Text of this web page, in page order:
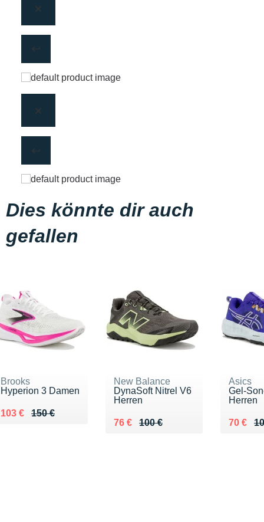
Dies könnte dir auch
gefallen
Brooks
Hyperion 3 Damen
150 €
Au lieu de 150 €
103 €
Vendu 103 €
New Balance
DynaSoft Nitrel V6
Herren
100 €
Au lieu de 100 €
76 €
Vendu 76 €
Asics
Gel-
Herren
Au lieu
70 €
Vendu